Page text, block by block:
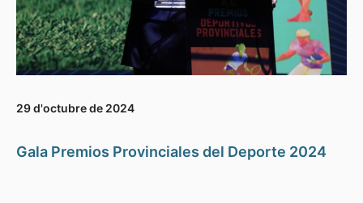
29 d'octubre de 2024
Gala Premios Provinciales del Deporte 2024